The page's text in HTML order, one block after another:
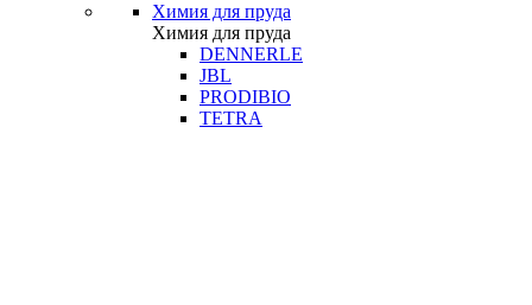
Химия для пруда
Химия для пруда
DENNERLE
JBL
PRODIBIO
TETRA